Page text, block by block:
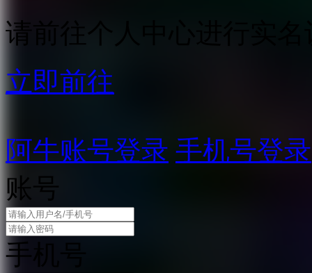
请前往个人中心进行实名
立即前往
阿牛账号登录 手机号登录
账号
手机号